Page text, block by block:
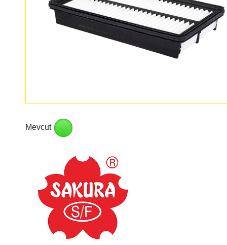
Mevcut